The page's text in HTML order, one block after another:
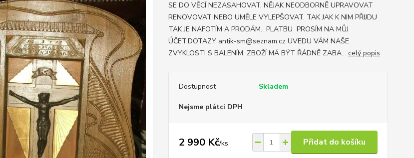
SE DO VĚCÍ NEZASAHOVAT, NĚJAK NEODBORNĚ UPRAVOVAT
RENOVOVAT NEBO UMĚLE VYLEPŠOVAT. TAK JAK K NIM PŘIJDU
TAK JE NAFOTÍM A PRODÁM. PLATBU PROSÍM NA MŮJ
ÚČET.DOTAZY antik-sm@seznam.cz UVEDU VÁM NAŠE
ZVYKLOSTI S BALENÍM. ZBOŽÍ MÁ BÝT ŘÁDNĚ ZABA... celý popis
Dostupnost Skladem
Nejsme plátci DPH
2 990 Kč/ks Přidat do košíku